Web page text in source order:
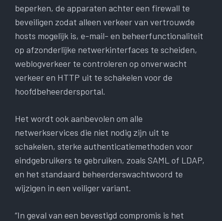
beperken, de apparaten achter een firewall te
beveiligen zodat alleen verkeer van vertrouwde
hosts mogelijk is, e-mail- en beheerfunctionaliteit
op afzonderlijke netwerkinterfaces te scheiden,
weblogverkeer te controleren op onverwacht
verkeer en HTTP uit te schakelen voor de
hoofdbeheerdersportal.
Het wordt ook aanbevolen om alle
netwerkservices die niet nodig zijn uit te
schakelen, sterke authenticatiemethoden voor
eindgebruikers te gebruiken, zoals SAML of LDAP,
en het standaard beheerderswachtwoord te
wijzigen in een veiliger variant.
“In geval van een bevestigd compromis is het